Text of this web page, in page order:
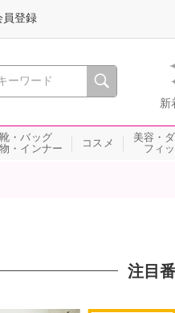
どる、瞬間を。通販・テレビシ
新
員登録
靴・バッグ
・インナー
コスメ
美容・
フィ
注目